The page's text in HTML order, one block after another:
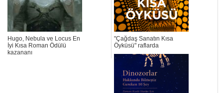
Hugo, Nebula ve Locus En
İyi Kısa Roman Ödülü
kazananı
"Çağdaş Sanatın Kısa
Öyküsü" raflarda